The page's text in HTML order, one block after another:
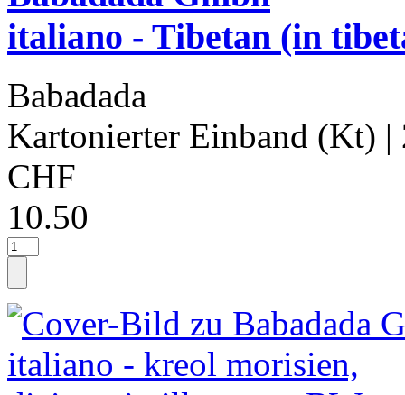
italiano - Tibetan (in
Babadada
Kartonierter Einband (Kt) |
CHF
10.50